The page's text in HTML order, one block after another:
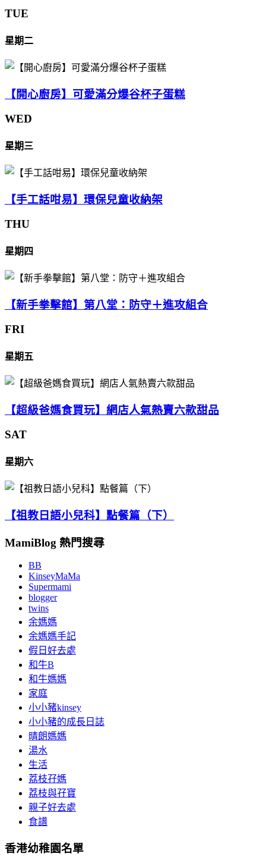
TUE
星期二
【開心廚房】可愛滿分爆谷杯子蛋糕
WED
星期三
【手工話咁易】環保兒童收納架
THU
星期四
【新手拳擊館】第八堂：防守＋進攻組合
FRI
星期五
【超級爸媽食買玩】網店人氣熱賣六款甜品
SAT
星期六
【祖教日語小兒科】點餐篇（下）
MamiBlog 熱門搜尋
BB
KinseyMaMa
Supermami
blogger
twins
余媽媽
余媽媽手記
假日好去處
和牛B
和牛媽媽
家庭
小小豬kinsey
小小豬的成長日誌
晴朗媽媽
湯水
生活
荔枝孖媽
荔枝與孖寶
親子好去處
食譜
香港幼稚園名單